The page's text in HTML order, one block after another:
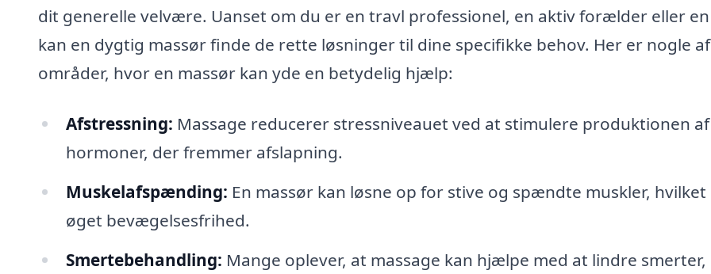
dit generelle velvære. Uanset om du er en travl professionel, en aktiv forælder eller
kan en dygtig massør finde de rette løsninger til dine specifikke behov. Her er nogle
områder, hvor en massør kan yde en betydelig hjælp:
Afstressning: Massage reducerer stressniveauet ved at stimulere produktionen af
hormoner, der fremmer afslapning.
Muskelafspænding: En massør kan løsne op for stive og spændte muskler,
øget bevægelsesfrihed.
Smertebehandling: Mange oplever, at massage kan hjælpe med at lindre